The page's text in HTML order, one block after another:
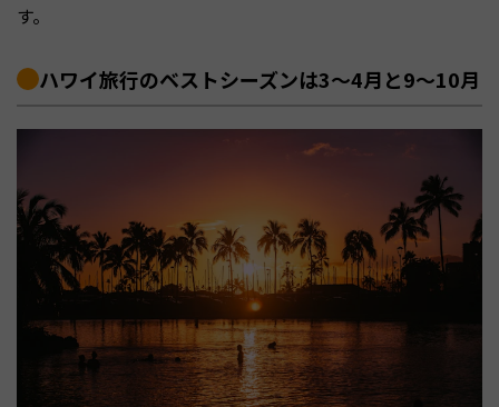
す。
ハワイ旅行のベストシーズンは3〜4月と9〜10月